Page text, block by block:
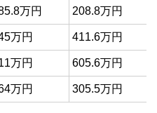
万円 208.8万円
万円 411.6万円
万円 605.6万円
万円 305.5万円